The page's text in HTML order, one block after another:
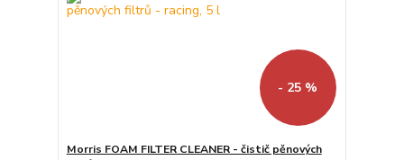
- 25 %
Morris FOAM FILTER CLEANER - čistič pěnových